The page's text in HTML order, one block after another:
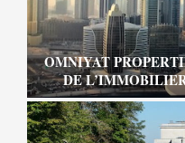
OMNIYAT
DE